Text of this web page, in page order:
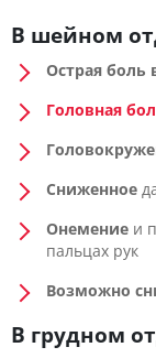
В шейном
Острая боль
Головная
Сниженное
Онемение и
пальцах рук
Возможно
В грудном